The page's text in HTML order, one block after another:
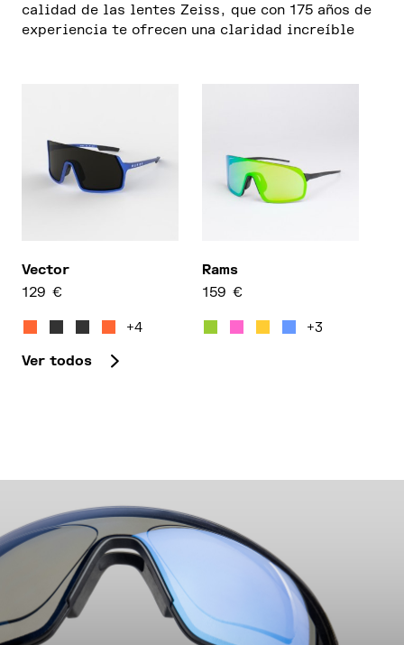
calidad de las lentes Zeiss, que con 175 años de
experiencia te ofrecen una claridad increíble
Vector
129 €
+4
Rams
159 €
+3
Ver todos